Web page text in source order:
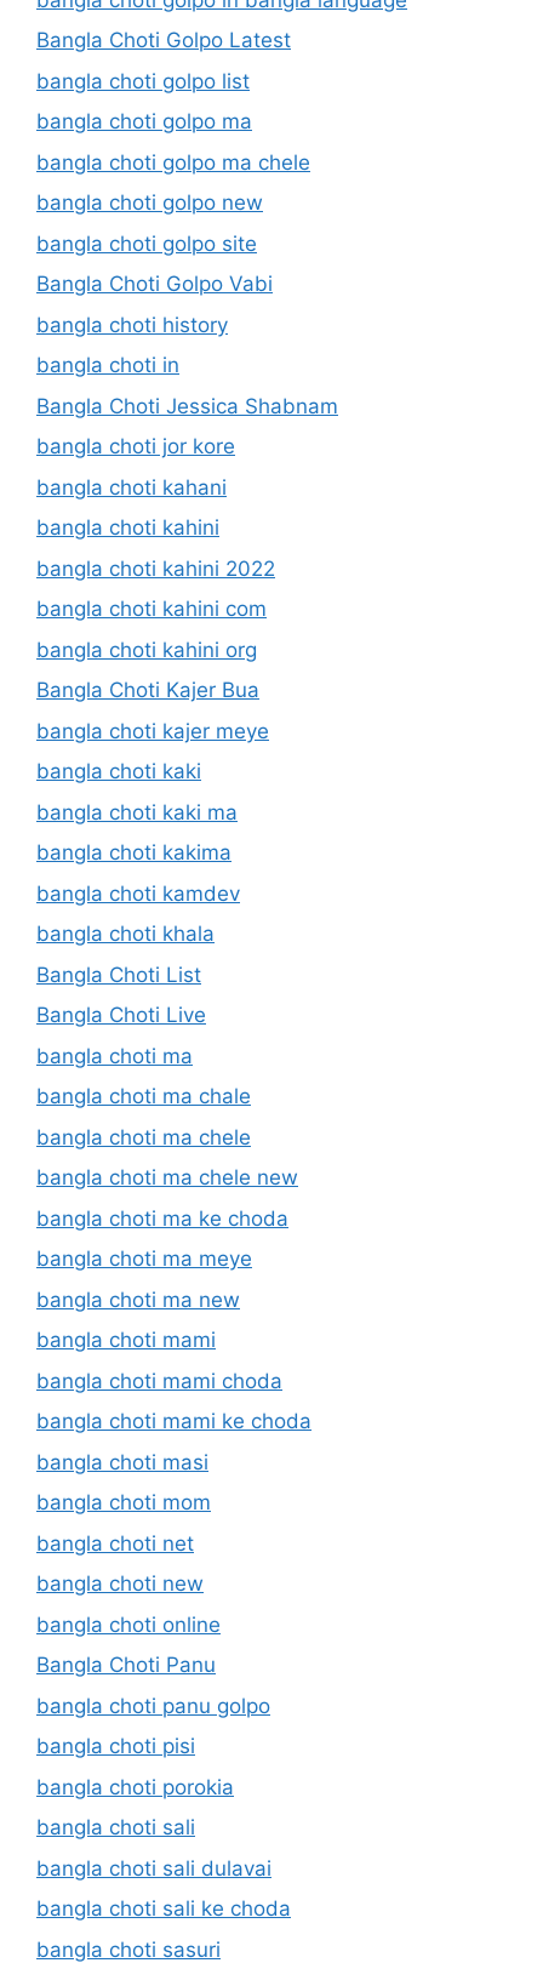
Bangla Choti Golpo Latest
bangla choti golpo list
bangla choti golpo ma
bangla choti golpo ma chele
bangla choti golpo new
bangla choti golpo site
Bangla Choti Golpo Vabi
bangla choti history
bangla choti in
Bangla Choti Jessica Shabnam
bangla choti jor kore
bangla choti kahani
bangla choti kahini
bangla choti kahini 2022
bangla choti kahini com
bangla choti kahini org
Bangla Choti Kajer Bua
bangla choti kajer meye
bangla choti kaki
bangla choti kaki ma
bangla choti kakima
bangla choti kamdev
bangla choti khala
Bangla Choti List
Bangla Choti Live
bangla choti ma
bangla choti ma chale
bangla choti ma chele
bangla choti ma chele new
bangla choti ma ke choda
bangla choti ma meye
bangla choti ma new
bangla choti mami
bangla choti mami choda
bangla choti mami ke choda
bangla choti masi
bangla choti mom
bangla choti net
bangla choti new
bangla choti online
Bangla Choti Panu
bangla choti panu golpo
bangla choti pisi
bangla choti porokia
bangla choti sali
bangla choti sali dulavai
bangla choti sali ke choda
bangla choti sasuri